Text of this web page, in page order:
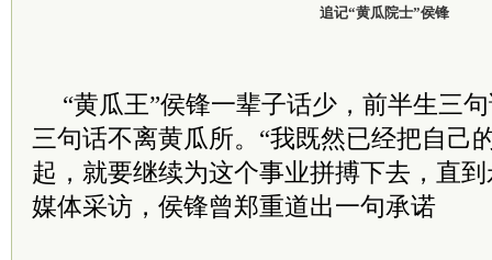
追记“黄瓜院士”侯锋
“黄瓜王”侯锋一辈子话少，前半生三
三句话不离黄瓜所。“我既然已经把自己
起，就要继续为这个事业拼搏下去，直
媒体采访，侯锋曾郑重道出一句承诺